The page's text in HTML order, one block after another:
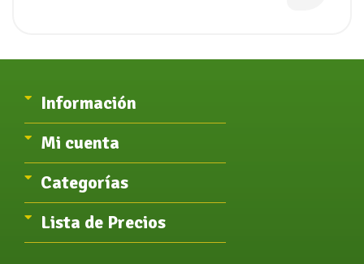
Información
Mi cuenta
Categorías
Lista de Precios